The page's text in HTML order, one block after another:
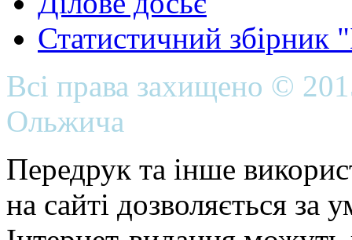
Статистичний
Всі права захищено ©
Ольжича
Передрук та інше
на сайті дозволяється